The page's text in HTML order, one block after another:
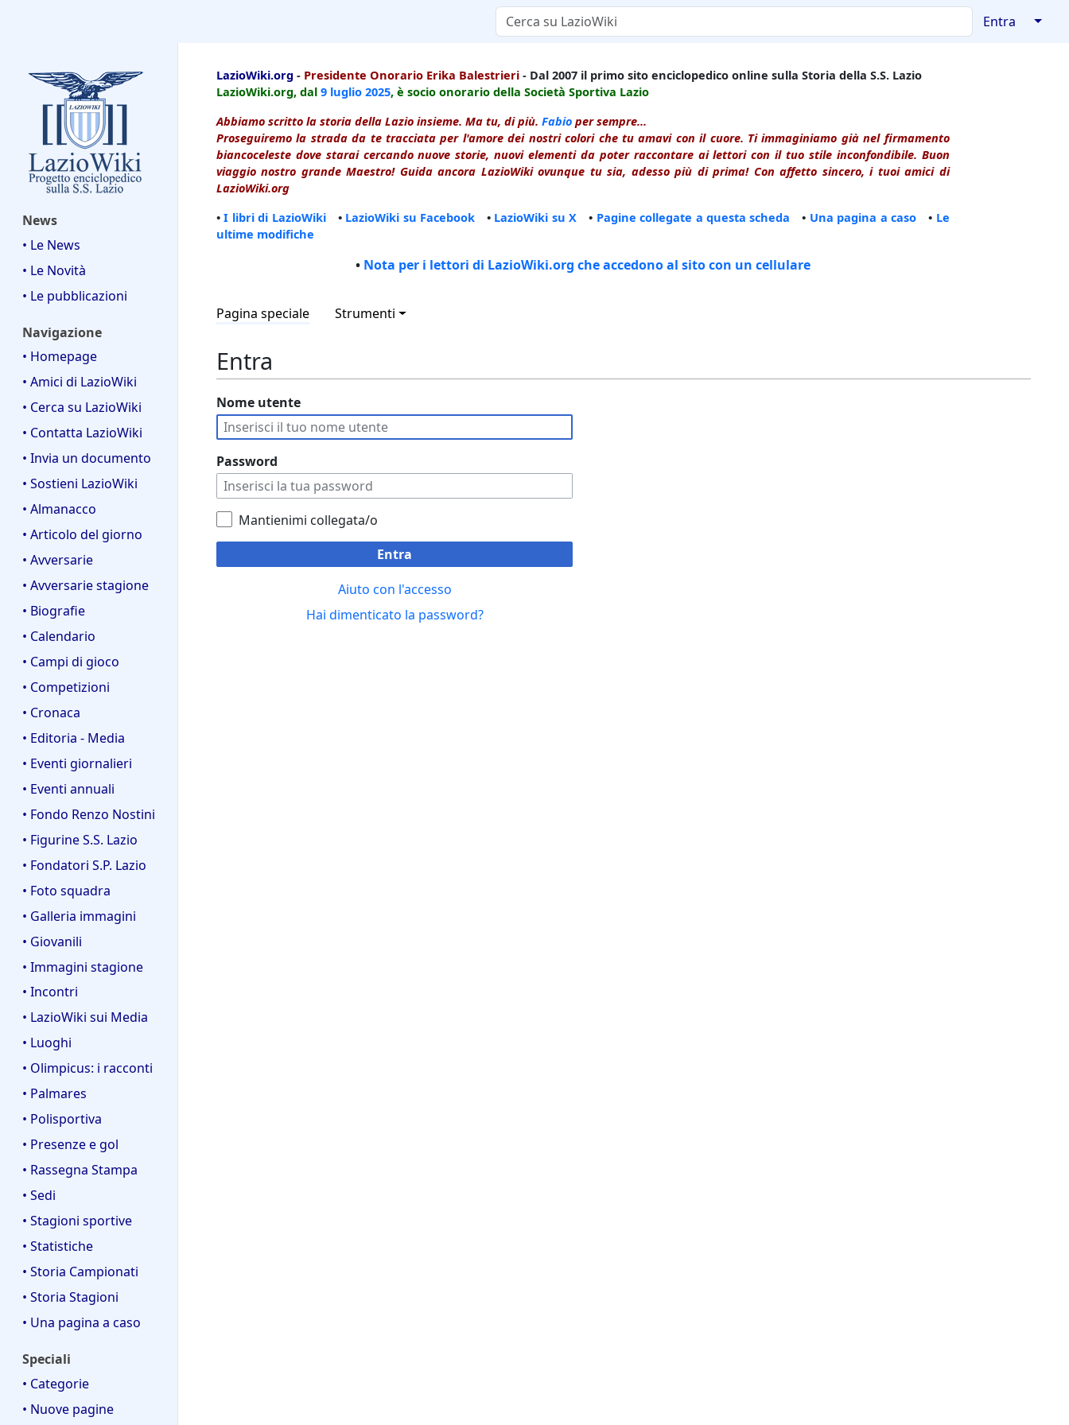
Entra ↓
News
• Le News
• Le Novità
• Le pubblicazioni
Navigazione
• Homepage
• Amici di LazioWiki
• Cerca su LazioWiki
• Contatta LazioWiki
• Invia un documento
• Sostieni LazioWiki
• Almanacco
• Articolo del giorno
• Avversarie
• Avversarie stagione
• Biografie
• Calendario
• Campi di gioco
• Competizioni
• Cronaca
• Editoria - Media
• Eventi giornalieri
• Eventi annuali
• Fondo Renzo Nostini
• Figurine S.S. Lazio
• Fondatori S.P. Lazio
• Foto squadra
• Galleria immagini
• Giovanili
• Immagini stagione
• Incontri
• LazioWiki sui Media
• Luoghi
• Olimpicus: i racconti
• Palmares
• Polisportiva
• Presenze e gol
• Rassegna Stampa
• Sedi
• Stagioni sportive
• Statistiche
• Storia Campionati
• Storia Stagioni
• Una pagina a caso
Speciali
• Categorie
• Nuove pagine
LazioWiki.org - Presidente Onorario Erika Balestrieri - Dal 2007 il primo sito enciclopedico online sulla Storia della S.S. Lazio
LazioWiki.org, dal 9 luglio 2025, è socio onorario della Società Sportiva Lazio
Abbiamo scritto la storia della Lazio insieme. Ma tu, di più. Fabio per sempre...
Proseguiremo la strada da te tracciata per l'amore dei nostri colori che tu amavi con il cuore. Ti immaginiamo già nel firmamento
biancoceleste dove starai cercando nuove storie, nuovi elementi da poter raccontare ai lettori con il tuo stile inconfondibile. Buon
viaggio nostro grande Maestro! Guida ancora LazioWiki ovunque tu sia, adesso più di prima! Con affetto sincero, i tuoi amici di
LazioWiki.org
•I libri di LazioWiki• LazioWiki su Facebook • LazioWiki su X • Pagine collegate a questa scheda • Una pagina a caso • Le
ultime modifiche
• Nota per i lettori di LazioWiki.org che accedono al sito con un cellulare
Pagina speciale Strumenti
Entra
Nome utente
Password
Mantienimi collegata/o
Entra
Aiuto con l'accesso
Hai dimenticato la password?